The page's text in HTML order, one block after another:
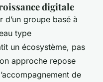
digitale
d’un groupe basé à
type
un écosystème, pas
approche repose
de